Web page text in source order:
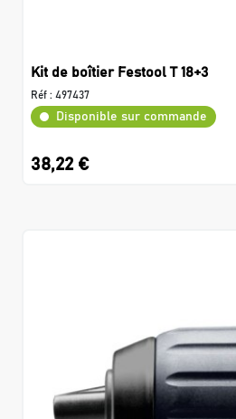
Kit de boîtier Festool T 18+3
Réf : 497437
Disponible sur commande
38,22 €